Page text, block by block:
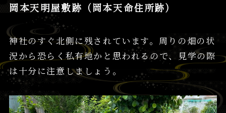
岡本天明屋敷跡（岡本天命住所跡）
神社のすぐ北側に残されています。周りの畑の状
況から恐らく私有地かと思われるので、見学の際
は十分に注意しましょう。